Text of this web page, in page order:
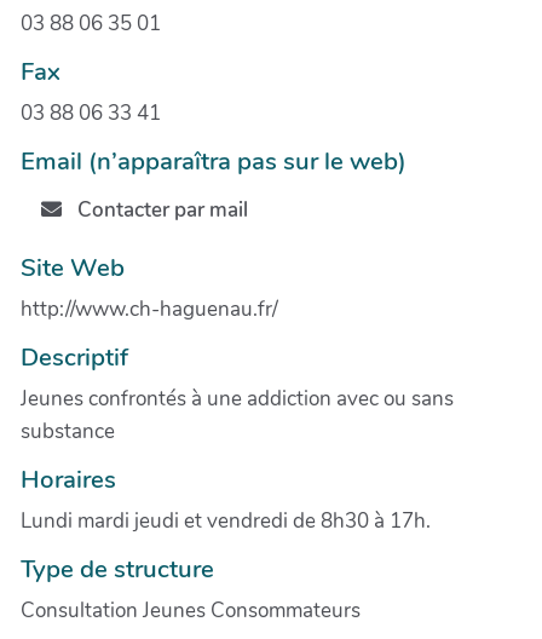
03 88 06 35 01
Fax
03 88 06 33 41
Email (n’apparaîtra pas sur le web)
Contacter par mail
Site Web
http://www.ch-haguenau.fr/
Descriptif
Jeunes confrontés à une addiction avec ou sans
substance
Horaires
Lundi mardi jeudi et vendredi de 8h30 à 17h.
Type de structure
Consultation Jeunes Consommateurs